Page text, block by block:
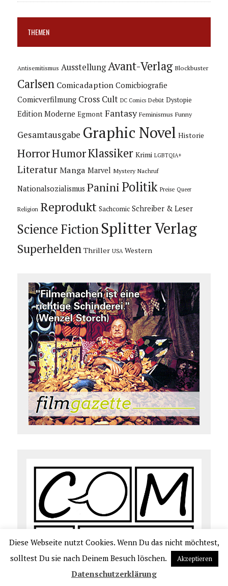
THEMEN
Antisemitismus Ausstellung Avant-Verlag Blockbuster
Carlsen Comicadaption Comicbiografie
Comicverfilmung Cross Cult DC Comics Debüt Dystopie
Edition Moderne Egmont Fantasy Feminismus Funny
Gesamtausgabe Graphic Novel Historie
HorrorHumorKlassiker Krimi LGBTQIA+
Literatur Manga Marvel Mystery Nachruf
Nationalsozialismus Panini Politik Preise Queer
Religion Reprodukt Sachcomic Schreiber & Leser
Science Fiction Splitter Verlag
Superhelden Thriller USA Western
Diese Webseite nutzt Cookies. Wenn Du das nicht möchtest,
solltest Du sie nach Deinem Besuch löschen.
Akzeptieren
Datenschutzerklärung